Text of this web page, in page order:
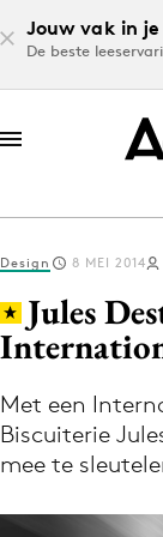
Jouw vak in
De beste
Log in
Volg het
Design 8 MEI 2014
Jules
Met een
Biscuiterie
mee te